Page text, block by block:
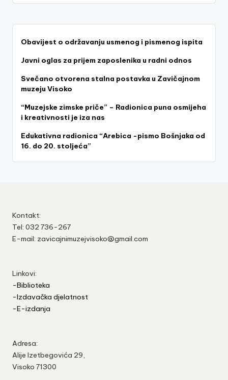
Obavijest o održavanju usmenog i pismenog ispita
Javni oglas za prijem zaposlenika u radni odnos
Svečano otvorena stalna postavka u Zavičajnom
muzeju Visoko
“Muzejske zimske priče” – Radionica puna osmijeha
i kreativnosti je iza nas
Edukativna radionica “Arebica -pismo Bošnjaka od
16. do 20. stoljeća”
Kontakt:
Tel: 032 736-267
E-mail: zavicajnimuzejvisoko@gmail.com
Linkovi:
-Biblioteka
-Izdavačka djelatnost
-E-izdanja
Adresa:
Alije Izetbegovića 29,
Visoko 71300